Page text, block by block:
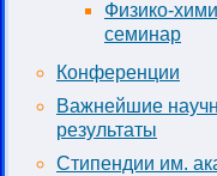
Физико-
семинар
Конференции
Важнейшие
результаты
Стипендии им.